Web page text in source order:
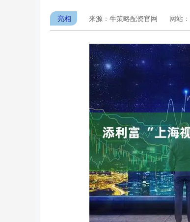
亮相 来源：牛策略配资官网 网站